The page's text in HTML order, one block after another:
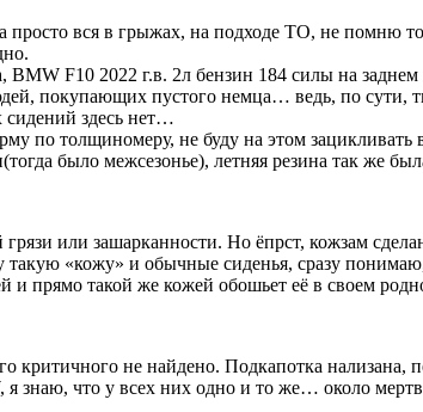
вся в грыжах, на подходе ТО, не помню
BMW F10 2022 г.в. 2л бензин 184 силы на
покупающих пустого немца… ведь, по сути,
здесь нет…
по толщиномеру, не буду на этом
было межсезонье), летняя резина так же
или зашарканности. Но ёпрст, кожзам
такую «кожу» и обычные сиденья, сразу
и прямо такой же кожей обошьет её в своем
критичного не найдено. Подкапотка
я знаю, что у всех них одно и то же… около